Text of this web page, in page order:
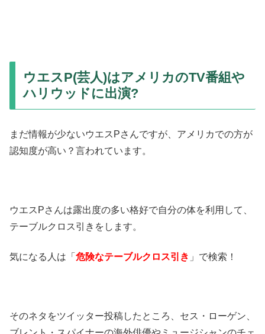
ウエスP(芸人)はアメリカのTV番組や
ハリウッドに出演?
まだ情報が少ないウエスPさんですが、アメリカでの方が
認知度が高い？言われています。
ウエスPさんは露出度の多い格好で自分の体を利用して、
テーブルクロス引きをします。
気になる人は「 危険なテーブルクロス引き 」で検索！
そのネタをツイッター投稿したところ、セス・ローゲン、